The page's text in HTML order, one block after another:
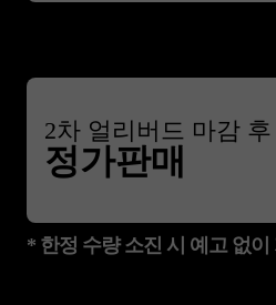
2차 얼리버드 마감 후
정가판매
* 한정 수량 소진 시 예고 없